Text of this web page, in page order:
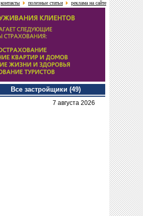
контакты полезные статьи реклама на сайте
Все застройщики (49)
7 августа 2026